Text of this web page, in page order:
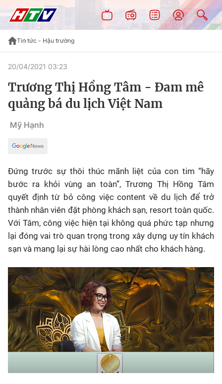
Tin tức - Hậu trường
20/04/2021 03:23
Trương Thị Hồng Tâm - Đam mê
quảng bá du lịch Việt Nam
Mỹ Hạnh
Đứng trước sự thôi thúc mãnh liệt của con tim “hãy
bước ra khỏi vùng an toàn”, Trương Thị Hồng Tâm
quyết định từ bỏ công việc content về du lịch để trở
thành nhân viên đặt phòng khách sạn, resort toàn quốc.
Với Tâm, công việc hiện tại không quá phức tạp nhưng
lại đóng vai trò quan trọng trong xây dựng uy tín khách
sạn và mang lại sự hài lòng cao nhất cho khách hàng.